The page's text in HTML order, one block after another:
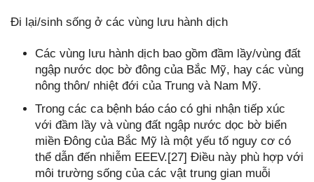
Đi lại/sinh sống ở các vùng lưu hành dịch
Các vùng lưu hành dịch bao gồm đầm lầy/vùng đất
ngập nước dọc bờ đông của Bắc Mỹ, hay các vùng
nông thôn/ nhiệt đới của Trung và Nam Mỹ.
Trong các ca bệnh báo cáo có ghi nhận tiếp xúc
với đầm lầy và vùng đất ngập nước dọc bờ biển
miền Đông của Bắc Mỹ là một yếu tố nguy cơ có
thể dẫn đến nhiễm EEEV.[27] Điều này phù hợp với
môi trường sống của các vật trung gian muỗi